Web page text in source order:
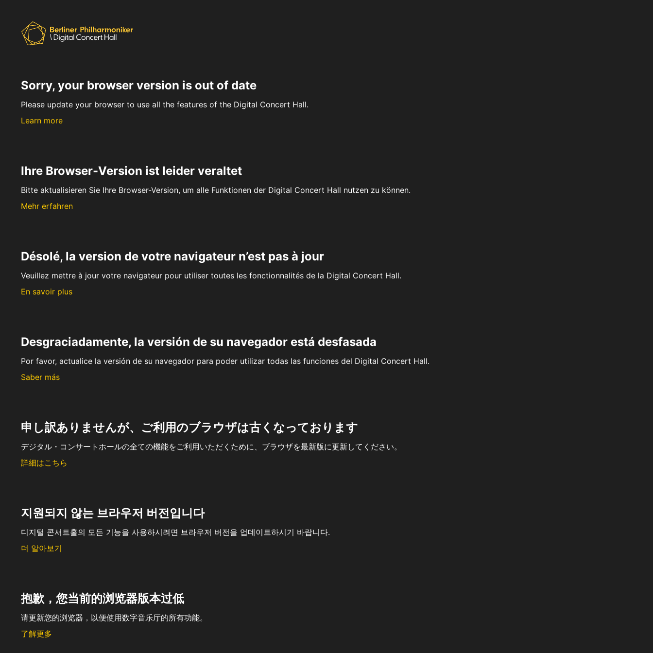
Sorry, your browser version is out of date
Please update your browser to use all the features of the Digital Concert Hall.
Learn more
Ihre Browser-Version ist leider veraltet
Bitte aktualisieren Sie Ihre Browser-Version, um alle Funktionen der Digital Concert Hall nutzen zu können.
Mehr erfahren
Désolé, la version de votre navigateur n’est pas à jour
Veuillez mettre à jour votre navigateur pour utiliser toutes les fonctionnalités de la Digital Concert Hall.
En savoir plus
Desgraciadamente, la versión de su navegador está desfasada
Por favor, actualice la versión de su navegador para poder utilizar todas las funciones del Digital Concert Hall.
Saber más
申し訳ありませんが、ご利用のブラウザは古くなっております
デジタル・コンサートホールの全ての機能をご利用いただくために、ブラウザを最新版に更新してください。
詳細はこちら
지원되지 않는 브라우저 버전입니다
디지털 콘서트홀의 모든 기능을 사용하시려면 브라우저 버전을 업데이트하시기 바랍니다.
더 알아보기
抱歉，您当前的浏览器版本过低
请更新您的浏览器，以便使用数字音乐厅的所有功能。
了解更多